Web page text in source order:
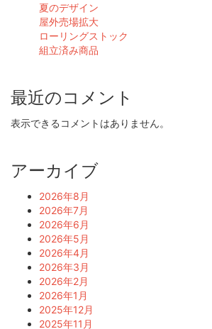
夏のデザイン
屋外売場拡大
ローリングストック
組立済み商品
最近のコメント
表示できるコメントはありません。
アーカイブ
2026年8月
2026年7月
2026年6月
2026年5月
2026年4月
2026年3月
2026年2月
2026年1月
2025年12月
2025年11月